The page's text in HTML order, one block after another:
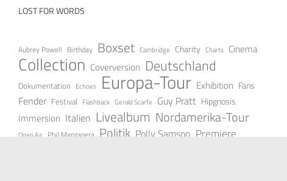
LOST FOR WORDS
Aubrey Powell Birthday Boxset Cambridge Charity Charts Cinema
Collection Coverversion Deutschland
Dokumentation Echoes Europa-Tour Exhibition Fans
Fender Festival Flashback Gerald Scarfe Guy Pratt Hipgnosis
Immersion Italien Livealbum Nordamerika-Tour
Open Air Phil Manzanera Politik Polly Samson Premiere